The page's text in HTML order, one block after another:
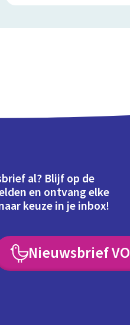
al? Blijf op de
en ontvang elke
keuze in je inbox!
Nieuwsbrief VO